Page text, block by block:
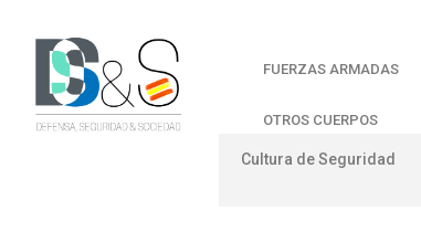
FUERZAS ARMADAS
OTROS CUERPOS
Cultura de Seguridad